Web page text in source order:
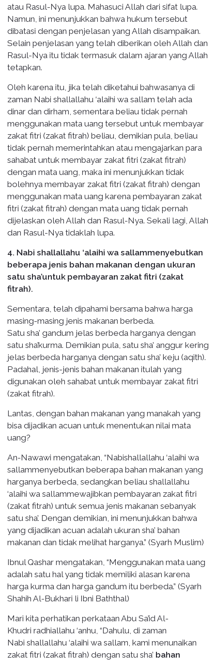
atau Rasul-Nya lupa. Mahasuci Allah dari sifat lupa.
Namun, ini menunjukkan bahwa hukum tersebut
dibatasi dengan penjelasan yang Allah disampaikan.
Selain penjelasan yang telah diberikan oleh Allah dan
Rasul-Nya itu tidak termasuk dalam ajaran yang Allah
tetapkan.
Oleh karena itu, jika telah diketahui bahwasanya di
zaman Nabi shallallahu ‘alaihi wa sallam telah ada
dinar dan dirham, sementara beliau tidak pernah
menggunakan mata uang tersebut untuk membayar
zakat fitri (zakat fitrah) beliau, demikian pula, beliau
tidak pernah memerintahkan atau mengajarkan para
sahabat untuk membayar zakat fitri (zakat fitrah)
dengan mata uang, maka ini menunjukkan tidak
bolehnya membayar zakat fitri (zakat fitrah) dengan
menggunakan mata uang karena pembayaran zakat
fitri (zakat fitrah) dengan mata uang tidak pernah
dijelaskan oleh Allah dan Rasul-Nya. Sekali lagi, Allah
dan Rasul-Nya tidaklah lupa.
4. Nabi shallallahu ‘alaihi wa sallammenyebutkan
beberapa jenis bahan makanan dengan ukuran
satu sha’untuk pembayaran zakat fitri (zakat
fitrah).
Sementara, telah dipahami bersama bahwa harga
masing-masing jenis makanan berbeda.
Satu sha’ gandum jelas berbeda harganya dengan
satu sha’kurma. Demikian pula, satu sha’ anggur kering
jelas berbeda harganya dengan satu sha’ keju (aqith).
Padahal, jenis-jenis bahan makanan itulah yang
digunakan oleh sahabat untuk membayar zakat fitri
(zakat fitrah).
Lantas, dengan bahan makanan yang manakah yang
bisa dijadikan acuan untuk menentukan nilai mata
uang?
An-Nawawi mengatakan, “Nabishallallahu ‘alaihi wa
sallammenyebutkan beberapa bahan makanan yang
harganya berbeda, sedangkan beliau shallallahu
‘alaihi wa sallammewajibkan pembayaran zakat fitri
(zakat fitrah) untuk semua jenis makanan sebanyak
satu sha’. Dengan demikian, ini menunjukkan bahwa
yang dijadikan acuan adalah ukuran sha’ bahan
makanan dan tidak melihat harganya.” (Syarh Muslim)
Ibnul Qashar mengatakan, “Menggunakan mata uang
adalah satu hal yang tidak memiliki alasan karena
harga kurma dan harga gandum itu berbeda.” (Syarh
Shahih Al-Bukhari li Ibni Baththal)
Mari kita perhatikan perkataan Abu Sa’id Al-
Khudri radhiallahu ‘anhu, “Dahulu, di zaman
Nabi shallallahu ‘alaihi wa sallam, kami menunaikan
zakat fitri (zakat fitrah) dengan satu sha’ bahan